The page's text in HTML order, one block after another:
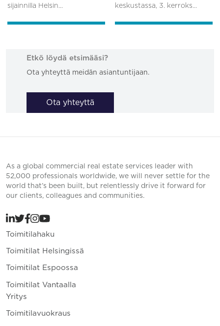
sijainnilla Helsin...
keskustassa, 3. kerroks...
Etkö löydä etsimääsi?
Ota yhteyttä meidän asiantuntijaan.
Ota yhteyttä
As a global commercial real estate services leader with
52,000 professionals worldwide, we will never settle for the
world that’s been built, but relentlessly drive it forward for
our clients, colleagues and communities.
Toimitilahaku
Toimitilat Helsingissä
Toimitilat Espoossa
Toimitilat Vantaalla
Yritys
Toimitilavuokraus